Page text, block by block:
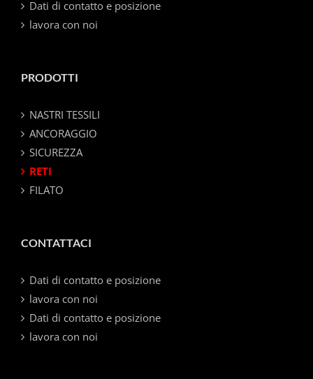
Dati di contatto e posizione
lavora con noi
PRODOTTI
NASTRI TESSILI
ANCORAGGIO
SICUREZZA
RETI
FILATO
CONTATTACI
Dati di contatto e posizione
lavora con noi
Dati di contatto e posizione
lavora con noi